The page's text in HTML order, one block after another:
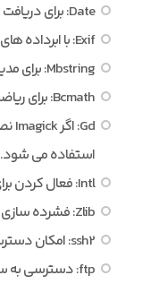
Date: برای دریافت اطلاعات تاریخ و زمان
Exif: با ابرداده های ذخیره شده در تصاویر کار می کند.
Mbstring: برای مدیریت صحیح متن UTF 8 استفاده می شو
Bcmath: برای ریاضیات دقیق دلخواه استفاده می شود
استفاده می شود.
Intl: فعال کردن برای انجام عملیات آگاه از منطقه
Zlib: فشرده سازی فایل های Gzip
ssh2: امکان دسترسی به منابع ماشین راه دور را فراهم می‌کند.
ftp: دسترسی به سرورهای فایلی که پروتکل انتقال فایل (FTP)